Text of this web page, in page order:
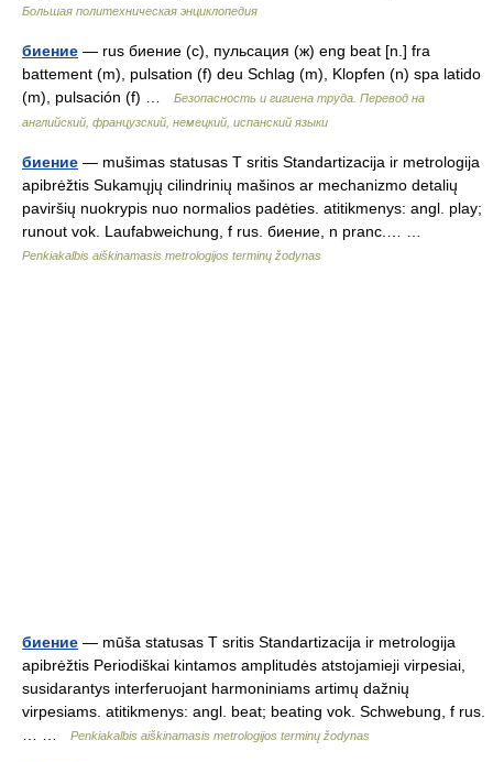
Большая политехническая энциклопедия
биение — rus биение (с), пульсация (ж) eng beat [n.] fra
battement (m), pulsation (f) deu Schlag (m), Klopfen (n) spa latido
(m), pulsación (f) …
Безопасность и гигиена труда. Перевод на
английский, французский, немецкий, испанский языки
биение — mušimas statusas T sritis Standartizacija ir metrologija
apibrėžtis Sukamųjų cilindrinių mašinos ar mechanizmo detalių
paviršių nuokrypis nuo normalios padėties. atitikmenys: angl. play;
runout vok. Laufabweichung, f rus. биение, n pranc.… …
Penkiakalbis aiškinamasis metrologijos terminų žodynas
биение — mūša statusas T sritis Standartizacija ir metrologija
apibrėžtis Periodiškai kintamos amplitudės atstojamieji virpesiai,
susidarantys interferuojant harmoniniams artimų dažnių
virpesiams. atitikmenys: angl. beat; beating vok. Schwebung, f rus.
Penkiakalbis aiškinamasis metrologijos terminų žodynas